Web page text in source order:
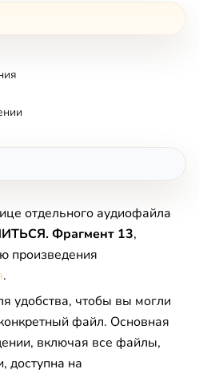
отдельного аудиофайла
Фрагмент 13,
произведения
.
удобства, чтобы вы могли
файл. Основная
включая все файлы,
доступна на